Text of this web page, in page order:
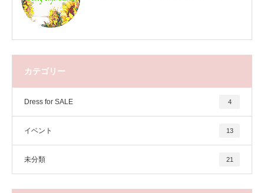
カテゴリー
Dress for SALE 4
イベント 13
未分類 21